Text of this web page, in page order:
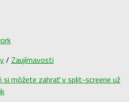
/ Zaujímavosti
si môžete zahrať v split-screene už